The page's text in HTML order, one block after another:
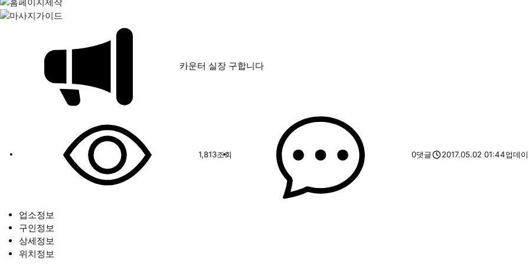
카운터 실장 구합니다
1,813조회 0댓글 2017.05.02 01:44업데
업소정보
구인정보
상세정보
위치정보